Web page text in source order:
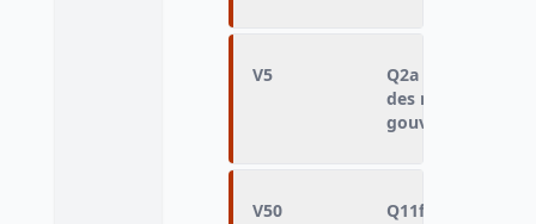
V5
Q2a - Acceptable
des réunions de
gouvernement
V50
Q11f - Approuve